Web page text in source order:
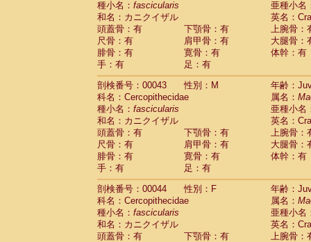
Hylobatidae
HylobatidaeHylobates moloch(2)
Hylobatidae Hylobates muelleri(0)
HylobatidaeHylobates pileatus(5)
Hylobatidae Hylobates
HylobatidaeHylobateshybrid(0)
HylobatidaeNomascus concolor(0)
HylobatidaeSymphalangus
Hominidae
(0)
Hominidae
Hominidae Gorilla gorilla beringei(0)
Hominidae Gorilla gorilla gorilla(0)
Primates misc.(0)
Scandentia Dendrogale melanura
Scandentia Ptilocercus lowii
ScandentiaTupaia glis
Scandentia
Scandentia
種小名： fascicularis
亜種小名
和名：カニクイザル
英名：
頭蓋骨：有
下顎骨：有
上腕骨：
尺骨：有
肩甲骨：有
大腿骨：
腓骨：有
寛骨：有
体幹：有
手：有
足：有
剖検番号：00043
性別：M
年齢：
科名：Cercopithecidae
属名：
種小名： fascicularis
亜種小名
和名：カニクイザル
英名：
頭蓋骨：有
下顎骨：有
上腕骨：
尺骨：有
肩甲骨：有
大腿骨：
腓骨：有
寛骨：有
体幹：有
手：有
足：有
剖検番号：00044
性別：F
年齢：
科名：Cercopithecidae
属名：
種小名： fascicularis
亜種小名
和名：カニクイザル
英名：
頭蓋骨：有
下顎骨：有
上腕骨：